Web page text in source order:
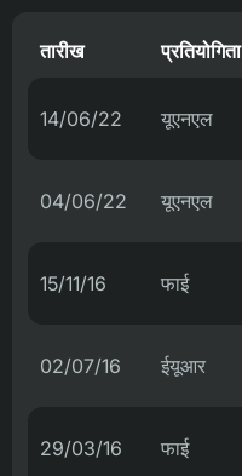
तारीख प्रतियोगिता
14/06/22 यूएनएल
04/06/22 यूएनएल
15/11/16 फाई
02/07/16 ईयूआर
29/03/16 फाई